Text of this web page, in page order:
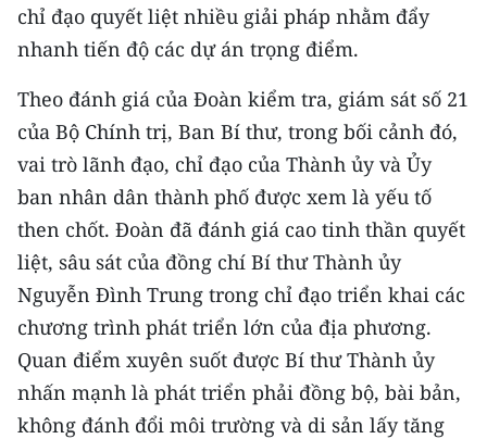
chỉ đạo quyết liệt nhiều giải pháp nhằm đẩy
nhanh tiến độ các dự án trọng điểm.
Theo đánh giá của Đoàn kiểm tra, giám sát số 21
của Bộ Chính trị, Ban Bí thư, trong bối cảnh đó,
vai trò lãnh đạo, chỉ đạo của Thành ủy và Ủy
ban nhân dân thành phố được xem là yếu tố
then chốt. Đoàn đã đánh giá cao tinh thần quyết
liệt, sâu sát của đồng chí Bí thư Thành ủy
Nguyễn Đình Trung trong chỉ đạo triển khai các
chương trình phát triển lớn của địa phương.
Quan điểm xuyên suốt được Bí thư Thành ủy
nhấn mạnh là phát triển phải đồng bộ, bài bản,
không đánh đổi môi trường và di sản lấy tăng